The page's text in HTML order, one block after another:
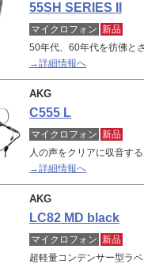
55SH SERIES II
マイクロフォン 新品
50年代、60年代を彷佛と
→詳細情報へ
AKG
C555 L
マイクロフォン 新品
人の声をクリアに収音す
→詳細情報へ
AKG
LC82 MD black
マイクロフォン 新品
超軽量コンデンサー型ラ